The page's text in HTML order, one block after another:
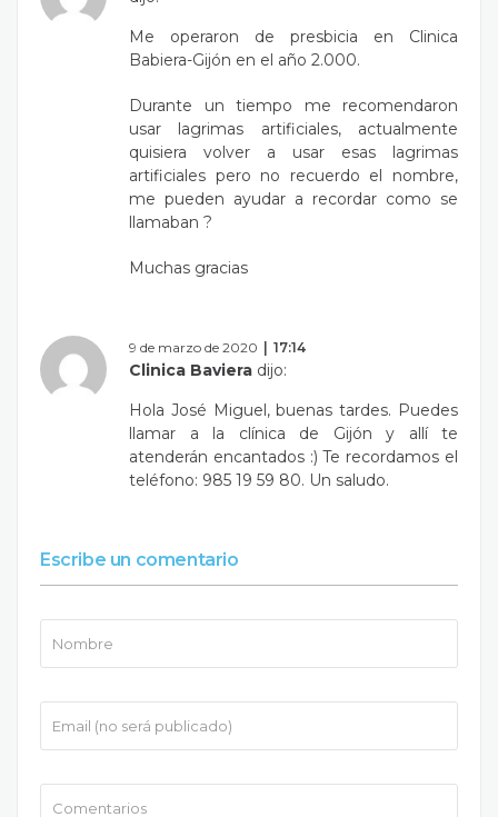
Me operaron de presbicia en Clinica
Babiera-Gijón en el año 2.000.
Durante un tiempo me recomendaron
usar lagrimas artificiales, actualmente
quisiera volver a usar esas lagrimas
artificiales pero no recuerdo el nombre,
me pueden ayudar a recordar como se
llamaban ?
Muchas gracias
9 de marzo de 2020 17:14
Clinica Baviera dijo:
Hola José Miguel, buenas tardes. Puedes
llamar a la clínica de Gijón y allí te
atenderán encantados :) Te recordamos el
teléfono: 985 19 59 80. Un saludo.
Escribe un comentario